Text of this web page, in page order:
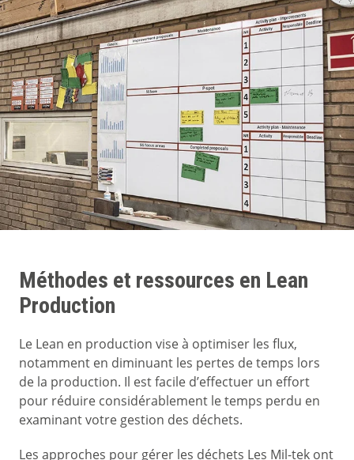
Méthodes et ressources en Lean
Production
Le Lean en production vise à optimiser les flux,
notamment en diminuant les pertes de temps lors
de la production. Il est facile d’effectuer un effort
pour réduire considérablement le temps perdu en
examinant votre gestion des déchets.
Les approches pour gérer les déchets Les Mil-tek ont